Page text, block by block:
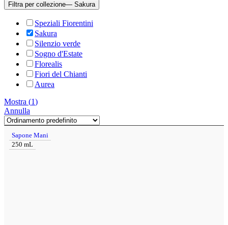
Filtra per collezione— Sakura
Speziali Fiorentini
Sakura
Silenzio verde
Sogno d'Estate
Florealis
Fiori del Chianti
Aurea
Mostra (1)
Annulla
Sapone Mani
250 mL